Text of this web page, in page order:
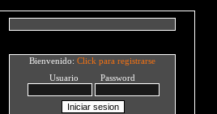
Bienvenido: Click para registrarse
Usuario Password